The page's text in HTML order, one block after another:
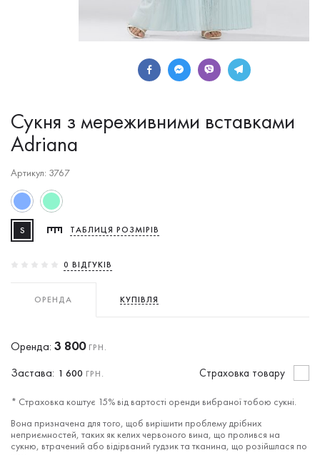
Сукня з мереживними вставками
Adriana
Артикул: 3767
S ТАБЛИЦЯ РОЗМІРІВ
0 ВIДГУКIВ
ОРЕНДА КУПІВЛЯ
Оренда: 3 800ГРН.
Застава: 1 600 ГРН. Cтраховка товару
* Страховка коштує 15% від вартості оренди вибраної тобою сукні.
Вона призначена для того, щоб вирішити проблему дрібних
неприємностей, таких як келих червоного вина, що пролився на
сукню, втрачений або відірваний гудзик та тканина, що розійшлася по